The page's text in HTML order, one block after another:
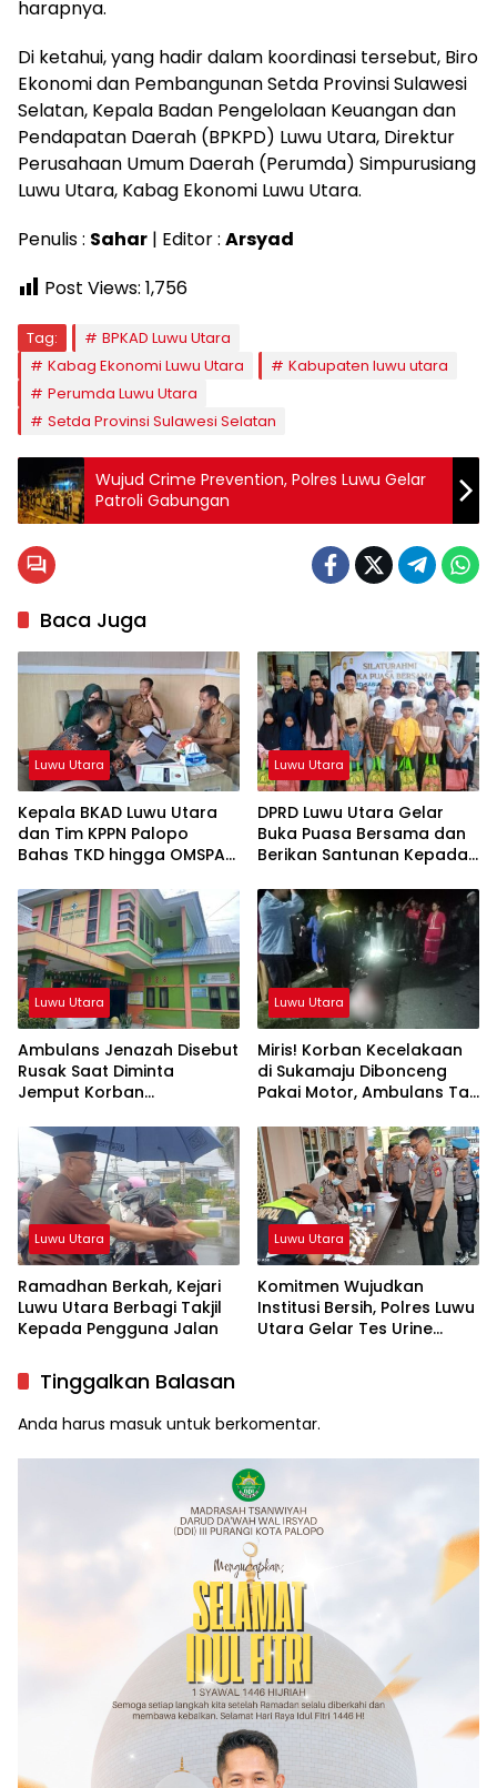
harapnya.
Di ketahui, yang hadir dalam koordinasi tersebut, Biro
Ekonomi dan Pembangunan Setda Provinsi Sulawesi
Selatan, Kepala Badan Pengelolaan Keuangan dan
Pendapatan Daerah (BPKPD) Luwu Utara, Direktur
Perusahaan Umum Daerah (Perumda) Simpurusiang
Luwu Utara, Kabag Ekonomi Luwu Utara.
Penulis : Sahar | Editor : Arsyad
Post Views: 1,756
Tag:
BPKAD Luwu Utara
Kabag Ekonomi Luwu Utara
Kabupaten luwu utara
Perumda Luwu Utara
Setda Provinsi Sulawesi Selatan
Wujud Crime Prevention, Polres Luwu Gelar
Patroli Gabungan
Baca Juga
Luwu Utara
Kepala BKAD Luwu Utara
dan Tim KPPN Palopo
Bahas TKD hingga OMSPAN
Luwu Utara
DPRD Luwu Utara Gelar
Buka Puasa Bersama dan
Berikan Santunan Kepada
Luwu Utara
Ambulans Jenazah Disebut
Rusak Saat Diminta
Jemput Korban
Sukamaju Beri Klarifikasi
Luwu Utara
Miris! Korban Kecelakaan
di Sukamaju Dibonceng
Pakai Motor, Ambulans Tak
Luwu Utara
Ramadhan Berkah, Kejari
Luwu Utara Berbagi Takjil
Kepada Pengguna Jalan
Luwu Utara
Komitmen Wujudkan
Institusi Bersih, Polres Luwu
Utara Gelar Tes Urine
Tinggalkan Balasan
Anda harus masuk untuk berkomentar.